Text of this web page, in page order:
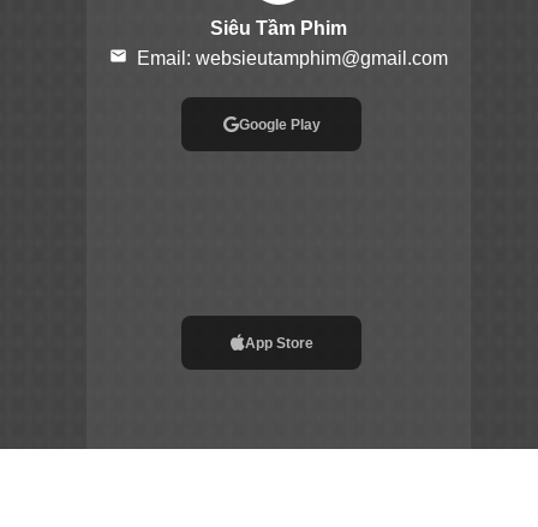
Siêu Tầm Phim
email Email: websieutamphim@gmail.com
Google Play
App Store